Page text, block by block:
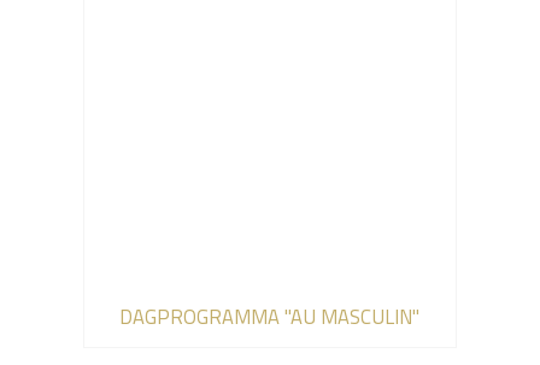
DAGPROGRAMMA "AU MASCULIN"